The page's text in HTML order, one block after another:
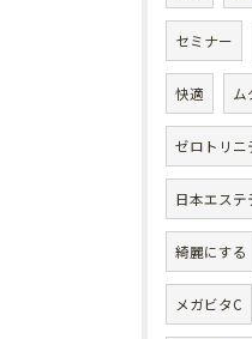
セミナー
快適 ム
ゼロトリニ
日本エステ
綺麗にする
メガビタC